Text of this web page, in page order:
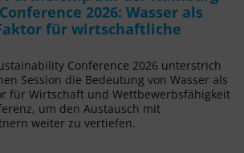
2026: Wasser als
für wirtschaftliche
Conference 2026 unterstrich
Session die Bedeutung von Wasser als
für Wirtschaft und Wettbewerbsfähigkeit
um den Austausch mit
weiter zu vertiefen.